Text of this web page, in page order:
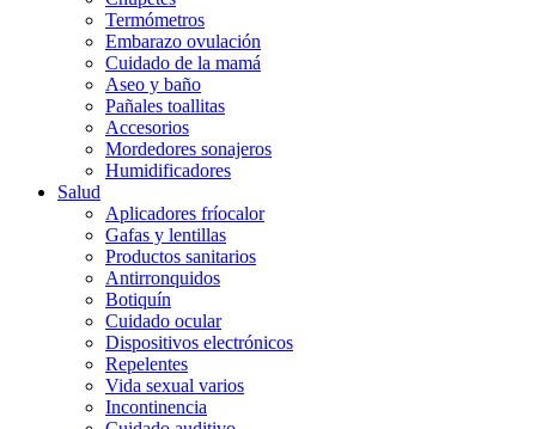
Termómetros
Embarazo ovulación
Cuidado de la mamá
Aseo y baño
Pañales toallitas
Accesorios
Mordedores sonajeros
Humidificadores
Salud
Aplicadores fríocalor
Gafas y lentillas
Productos sanitarios
Antirronquidos
Botiquín
Cuidado ocular
Dispositivos electrónicos
Repelentes
Vida sexual varios
Incontinencia